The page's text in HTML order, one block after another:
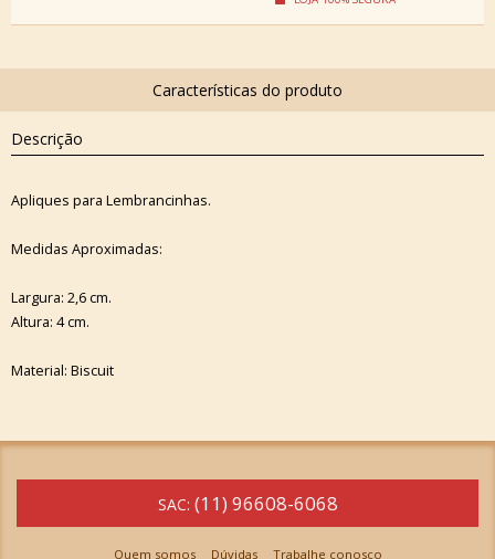
Descrição
Apliques para Lembrancinhas.
Medidas Aproximadas:
Largura: 2,6 cm.
Altura: 4 cm.
Material: Biscuit
SAC: (11) 96608-6068
Quem somos Dúvidas Trabalhe conosco